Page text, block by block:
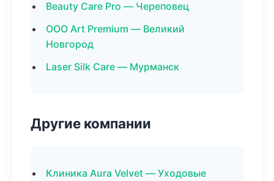
Beauty Care Pro — Череповец
ООО Art Premium — Великий
Новгород
Laser Silk Care — Мурманск
Другие компании
Клиника Aura Velvet — Уходовые